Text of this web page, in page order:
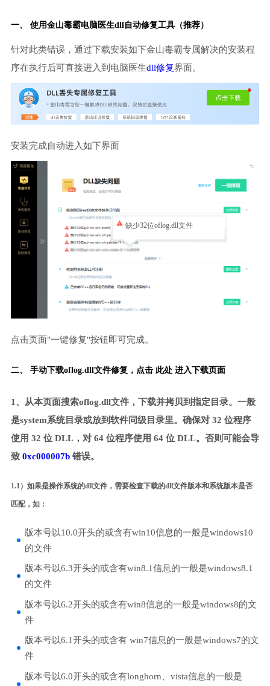
一、 使用金山毒霸电脑医生dll自动修复工具（推荐）
针对此类错误，通过下载安装如下金山毒霸专属解决的安装程
序在执行后可直接进入到电脑医生dll修复界面。
安装完成自动进入如下界面
缺少32位oflog.dll文件
点击页面"一键修复"按钮即可完成。
二、 手动下载oflog.dll文件修复， 点击 此处 进入下载页面
1、从本页面搜索oflog.dll文件，下载并拷贝到指定目录。一般
是system系统目录或放到软件同级目录里。确保对 32 位程序
使用 32 位 DLL，对 64 位程序使用 64 位 DLL。否则可能会导
致 0xc000007b错误。
1.1）如果是操作系统的dll文件，需要检查下载的dll文件版本和系统版本是否
匹配，如：
版本号以10.0开头的或含有win10信息的一般是windows10
的文件
版本号以6.3开头的或含有win8.1信息的一般是windows8.1
的文件
版本号以6.2开头的或含有win8信息的一般是windows8的文
件
版本号以6.1开头的或含有 win7信息的一般是windows7的文
件
版本号以6.0开头的或含有longhorn、vista信息的一般是